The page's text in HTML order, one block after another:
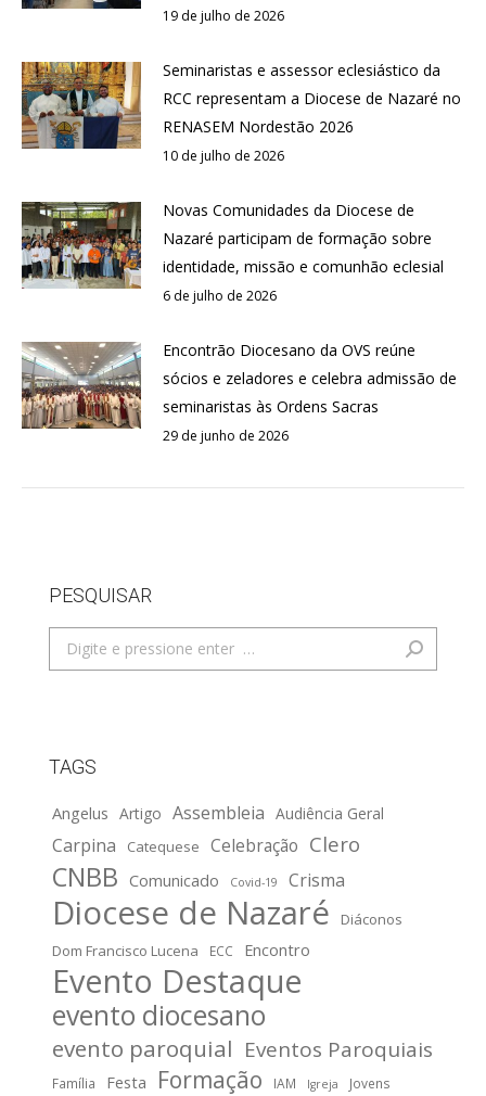
19 de julho de 2026
Seminaristas e assessor eclesiástico da
RCC representam a Diocese de Nazaré no
RENASEM Nordestão 2026
10 de julho de 2026
Novas Comunidades da Diocese de
Nazaré participam de formação sobre
identidade, missão e comunhão eclesial
6 de julho de 2026
Encontrão Diocesano da OVS reúne
sócios e zeladores e celebra admissão de
seminaristas às Ordens Sacras
29 de junho de 2026
PESQUISAR
Search:
TAGS
Angelus Artigo Assembleia Audiência Geral
Carpina Catequese Celebração Clero
CNBB Comunicado Covid-19 Crisma
Diocese de Nazaré
Diáconos
Dom Francisco Lucena
ECC Encontro
Evento Destaque
evento diocesano
evento paroquial Eventos Paroquiais
Família Festa Formação IAM Igreja Jovens